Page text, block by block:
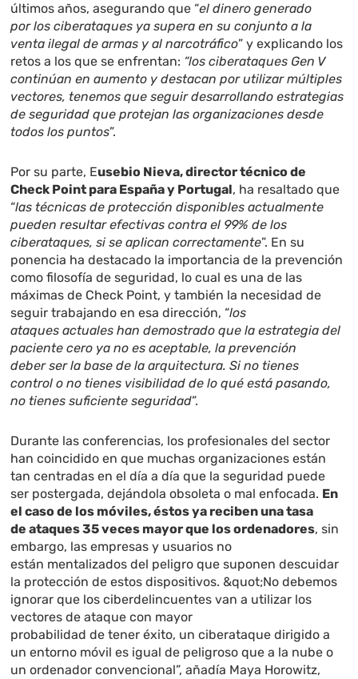
últimos años, asegurando que “el dinero generado
por los ciberataques ya supera en su conjunto a la
venta ilegal de armas y al narcotráfico” y explicando los
retos a los que se enfrentan: “los ciberataques Gen V
continúan en aumento y destacan por utilizar múltiples
vectores, tenemos que seguir desarrollando estrategias
de seguridad que protejan las organizaciones desde
todos los puntos”.
Por su parte, Eusebio Nieva, director técnico de
Check Point para España y Portugal, ha resaltado que
“las técnicas de protección disponibles actualmente
pueden resultar efectivas contra el 99% de los
ciberataques, si se aplican correctamente”. En su
ponencia ha destacado la importancia de la prevención
como filosofía de seguridad, lo cual es una de las
máximas de Check Point, y también la necesidad de
seguir trabajando en esa dirección, “los
ataques actuales han demostrado que la estrategia del
paciente cero ya no es aceptable, la prevención
deber ser la base de la arquitectura. Si no tienes
control o no tienes visibilidad de lo qué está pasando,
no tienes suficiente seguridad”.
Durante las conferencias, los profesionales del sector
han coincidido en que muchas organizaciones están
tan centradas en el día a día que la seguridad puede
ser postergada, dejándola obsoleta o mal enfocada. En
el caso de los móviles, éstos ya reciben una tasa
de ataques 35 veces mayor que los ordenadores, sin
embargo, las empresas y usuarios no
están mentalizados del peligro que suponen descuidar
la protección de estos dispositivos. &quot;No debemos
ignorar que los ciberdelincuentes van a utilizar los
vectores de ataque con mayor
probabilidad de tener éxito, un ciberataque dirigido a
un entorno móvil es igual de peligroso que a la nube o
un ordenador convencional”, añadía Maya Horowitz,